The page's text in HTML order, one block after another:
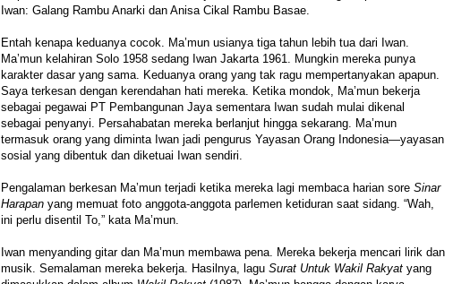
Iwan: Galang Rambu Anarki dan Anisa Cikal Rambu Basae.
Entah kenapa keduanya cocok. Ma’mun usianya tiga tahun lebih tua dari Iwan.
Ma’mun kelahiran Solo 1958 sedang Iwan Jakarta 1961. Mungkin mereka punya
karakter dasar yang sama. Keduanya orang yang tak ragu mempertanyakan apapun.
Saya terkesan dengan kerendahan hati mereka. Ketika mondok, Ma’mun bekerja
sebagai pegawai PT Pembangunan Jaya sementara Iwan sudah mulai dikenal
sebagai penyanyi. Persahabatan mereka berlanjut hingga sekarang. Ma’mun
termasuk orang yang diminta Iwan jadi pengurus Yayasan Orang Indonesia—yayasan
sosial yang dibentuk dan diketuai Iwan sendiri.
Pengalaman berkesan Ma’mun terjadi ketika mereka lagi membaca harian sore Sinar
Harapan yang memuat foto anggota-anggota parlemen ketiduran saat sidang. “Wah,
ini perlu disentil To,” kata Ma’mun.
Iwan menyanding gitar dan Ma’mun membawa pena. Mereka bekerja mencari lirik dan
musik. Semalaman mereka bekerja. Hasilnya, lagu Surat Untuk Wakil Rakyat yang